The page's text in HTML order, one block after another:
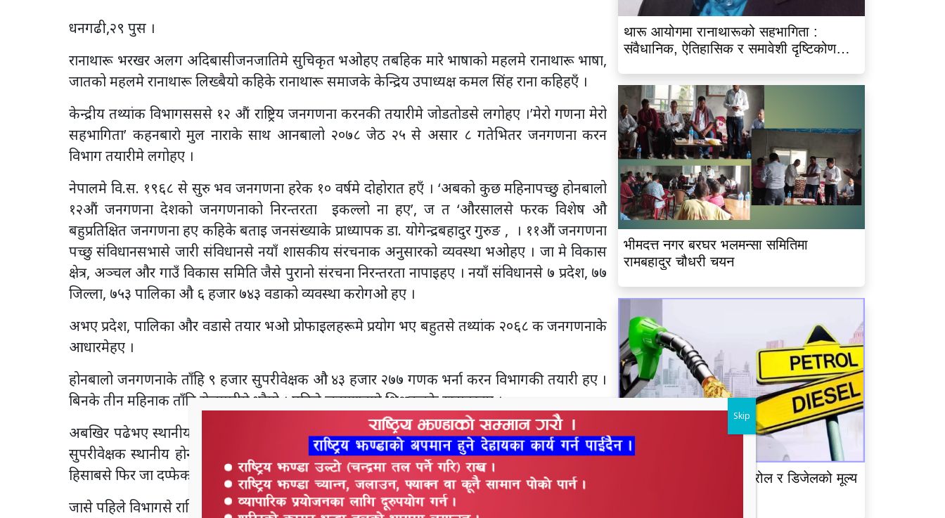
धनगढी,२९ पुस ।
रानाथारू भरखर अलग अदिबासीजनजातिमे सुचिकृत भओहए तबहिक मारे भाषाको महलमे रानाथारू भाषा,
जातको महलमे रानाथारू लिख्बैयो कहिके रानाथारू समाजके केन्द्रिय उपाध्यक्ष कमल सिंह राना कहिहएँ ।
केन्द्रीय तथ्यांक विभागसससे १२ औं राष्ट्रिय जनगणना करनकी तयारीमे जोडतोडसे लगोहए ।’मेरो गणना मेरो
सहभागिता’ कहनबाराे मुल नाराके साथ आनबालो २०७८ जेठ २५ से असार ८ गतेभितर जनगणना करन
विभाग तयारीमे लगोहए ।
नेपालमे वि.स. १९६८ से सुरु भव जनगणना हरेक १० वर्षमे दोहोरात हएँ । ‘अबको कुछ महिनापच्छु होनबालो
१२औं जनगणना देशको जनगणनाको निरन्तरता इकल्लो ना हए’, ज त ‘औरसालसे फरक विशेष औ
बहुप्रतिक्षित जनगणना हए कहिके बताइ जनसंख्याके प्राध्यापक डा. योगेन्द्रबहादुर गुरुङ , । ११औं जनगणना
पच्छु संविधानसभासे जारी संविधानसे नयाँ शासकीय संरचनाक अनुसारको व्यवस्था भओहए । जा मे विकास
क्षेत्र, अञ्चल और गाउँ विकास समिति जैसे पुरानो संरचना निरन्तरता नापाइहए । नयाँ संविधानसे ७ प्रदेश, ७७
जिल्ला, ७५३ पालिका औ ६ हजार ७४३ वडाको व्यवस्था करोगओ हए ।
अभए प्रदेश, पालिका और वडासे तयार भओ प्रोफाइलहरूमे प्रयोग भए बहुतसे तथ्यांक २०६८ क जनगणनाके
आधारमेहए ।
होनबालो जनगणनाके ताँहि ९ हजार सुपरीवेक्षक औ ४३ हजार २७७ गणक भर्ना करन विभागकी तयारी हए ।
बिनके तीन महिनाक ताँहि रोजगारीमे धरैगो । पहिले जनगणनामे शिक्षकनके खटातरहए ।
अबखिर पढेभए स्थानीय युवानके रोजगारी देन उद्धेश्यसे पर विभाग जा निर्णयमे पुगोभर नाहए । ‘गणक औ
सुपरीवेक्षक स्थानीय होनसे जध्दि यथार्थ विवरण आबैगो’, प्रा. डा. गुरुङकि कहाइहए, ‘वास्तविक आंकडाके
हिसाबसे फिर जा दप्फेको जनगणनाक विशेष महत्व हए ।’
जासे पहिले विभागसे राष्ट्रिय जनगणनाके ताँहि सूचिकरण फारम, लगत-१ औ लगत-२ फारम भरंपडत रहए पर
थारू आयोगमा रानाथारूको सहभागिता :
संवैधानिक, ऐतिहासिक र समावेशी दृष्टिकोणबाट
भीमदत्त नगर बरघर भलमन्सा समितिमा
रामबहादुर चौधरी चयन
नेपाल आयल निगमद्वारा पेट्रोल र डिजेलको मूल्य
Skip